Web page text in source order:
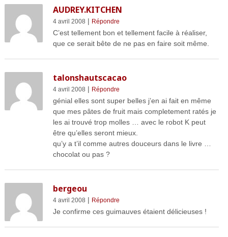
AUDREY.KITCHEN
4 avril 2008 | Répondre
C’est tellement bon et tellement facile à réaliser,
que ce serait bête de ne pas en faire soit même.
talonshautscacao
4 avril 2008 | Répondre
génial elles sont super belles j’en ai fait en même
que mes pâtes de fruit mais completement ratés je
les ai trouvé trop molles … avec le robot K peut
être qu’elles seront mieux.
qu’y a t’il comme autres douceurs dans le livre …
chocolat ou pas ?
bergeou
4 avril 2008 | Répondre
Je confirme ces guimauves étaient délicieuses !